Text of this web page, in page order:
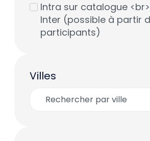
Formations
annuelles (DDA, MIF2,
IOBSP)
IA
Soft Skills
Intra sur catalogue
Inter (possible à partir
participants)
Villes
Rechercher par ville